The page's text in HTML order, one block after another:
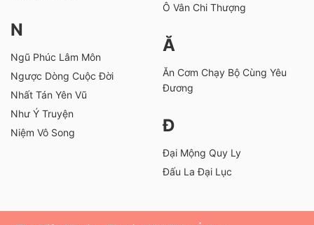
N
Ngũ Phúc Lâm Môn
Ngược Dòng Cuộc Đời
Nhất Tán Yên Vũ
Như Ý Truyện
Niệm Vô Song
Ô Vân Chi Thượng
Ă
Ăn Cơm Chạy Bộ Cùng Yêu
Đương
Đ
Đại Mộng Quy Ly
Đấu La Đại Lục